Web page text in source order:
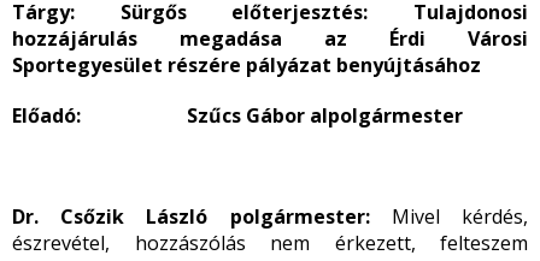
Tárgy: Sürgős előterjesztés: Tulajdonosi
hozzájárulás megadása az Érdi Városi
Sportegyesület részére pályázat benyújtásához
Előadó: Szűcs Gábor alpolgármester
Dr. Csőzik László polgármester: Mivel kérdés,
észrevétel, hozzászólás nem érkezett, felteszem